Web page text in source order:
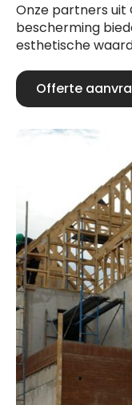
Onze partners uit
bescherming
esthetische
Offerte